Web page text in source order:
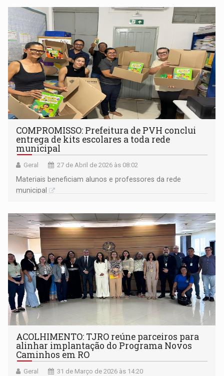
COMPROMISSO: Prefeitura de PVH conclui
entrega de kits escolares a toda rede
municipal
Geral 27 de Abril de 2026 às 08:02
Materiais beneficiam alunos e professores da rede
municipal
ACOLHIMENTO: TJRO reúne parceiros para
alinhar implantação do Programa Novos
Caminhos em RO
Geral 31 de Março de 2026 às 14:20